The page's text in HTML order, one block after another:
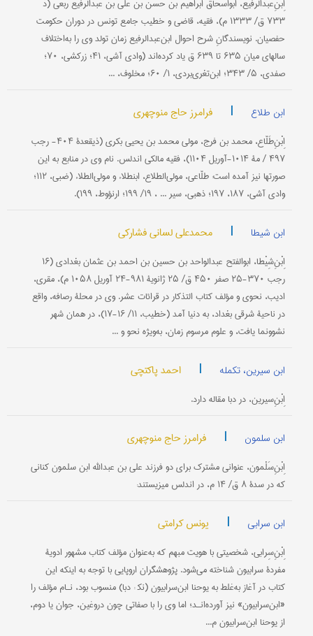
اِبْنِ‌عَبْدُالرَّفیع، ابواسحاق ابراهیم بن حسن بن علی بن عبدالرفیع ربعی (د
۷۳۳ ق/ ۱۳۳۳ م)، فقیه، قاضی و خطیب جامع تونس در دوران حکومت
حفصیان. نویسندگانِ شرح احوال ابن‌عبدالرفیع زمان تولد وی را به‌اختلاف
سالهای میان ۶۳۵ تا ۶۳۹ ق یاد کرده‌اند (وادی آشی، ۴۱؛ زرکشی، ۷۰؛
صفدی، ۵/ ۳۴۳؛ ابن‌تغری‌بردی، ۱/ ۶۰؛ مخلوف، ...
ابن طلاع | فرامرز حاج منوچهری
اِبْنِ‌طَلّاع، محمد بن فرج، مولى محمد بن یحیى بکری (ذیقعدۀ ۴۰۴- رجب
۴۹۷ / مۀ ۱۰۱۴-آوریل ۱۱۰۴)، فقیه مالکی اندلس. نام وی در منابع به این
صورتها نیز آمده است: طلّاعی، مولی‌الطلاع، ابن‎طلاء و مولی‌الطلاء (ضبی، ۱۱۲؛
وادی آشی، ۱۸۷، ۱۹۷؛ ذهبی، سیر ... ، ۱۹/ ۱۹۹؛ ارنؤوط، ۱۹۹).
ابن شیطا | محمدعلی لسانی فشارکی
اِبْنِ‌شِیْطا، ابوالفتح عبدالواحد بن حسین بن احمد بن عثمان بغدادی (۱۶
رجب ۳۷۰-۲۵ صفر ۴۵۰ ق/ ۲۵ ژانویۀ ۹۸۱-۲۴ آوریل ۱۰۵۸ م)، مقری،
ادیب، نحوی و مؤلف کتاب التذکار در قرائات عشر. وی در محلۀ رصافه، واقع
در ناحیۀ شرقی بغداد، به دنیا آمد (خطیب، ۱۱/ ۱۶-۱۷)، در همان شهر
نشوونما یافت، و علوم مرسوم زمان، به‌ویژه نحو و ...
ابن سیرین، تکمله | احمد پاکتچی
اِبْنِ‌سیرین، در دبا مقاله دارد.
ابن سلمون | فرامرز حاج منوچهری
اِبْنِ‌‌سَلْمون، عنوانی مشترک برای دو فرزند علی بن عبدالله ابن سلمون کنانی
که در سدۀ ۸ ق/ ۱۴ م، در اندلس می‎زیستند:
ابن سرابی | یونس کرامتی
اِبْنِ‌سِرابی، شخصیتی با هویت مبهم که به‌عنوان مؤلف کتاب مشهور ادویۀ
مفردۀ سرابیون شناخته می‌شود. پژوهشگران اروپایی با توجه به اینکه این
کتاب در آغاز به‌غلط به یوحنا ابن‌سرابیون (نک‍ : دبا) منسوب بود، نـام مؤلف را
«ابن‌سرابیون» نیز آورده‌انـد؛ اما وی را با صفاتی چون دروغین، جوان یا دوم،
از یوحنا ابن‌سرابیون م...